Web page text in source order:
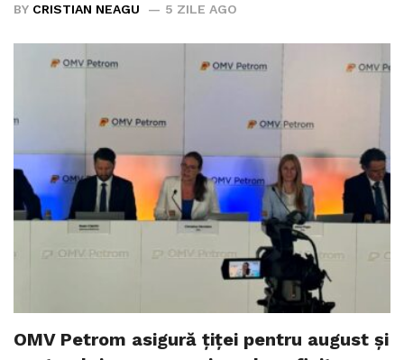
BY CRISTIAN NEAGU 5 ZILE AGO
OMV Petrom asigură țiței pentru august și